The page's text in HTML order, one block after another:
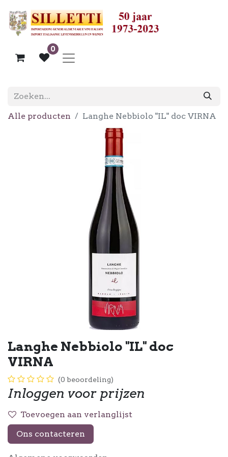
0
Alle producten Langhe Nebbiolo "IL" doc VIRNA
Langhe Nebbiolo "IL" doc
VIRNA
(0 beoordeling)
Inloggen voor prijzen
Toevoegen aan verlanglijst
Ons contacteren